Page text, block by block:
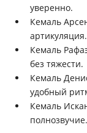
уверенно.
Кемаль
артикуляция.
Кемаль
без тяжести.
Кемаль
удобный
Кемаль
полнозвучие.